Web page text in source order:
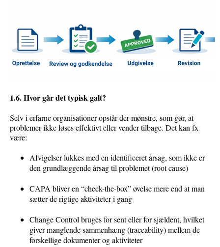
1.6. Hvor går det typisk galt?
Selv i erfarne organisationer opstår der mønstre, som gør, at
problemer ikke løses effektivt eller vender tilbage. Det kan fx
være:
Afvigelser lukkes med en identificeret årsag, som ikke er
den grundlæggende årsag til problemet (root cause)
CAPA bliver en “check-the-box” øvelse mere end at man
sætter de rigtige aktiviteter i gang
Change Control bruges for sent eller for sjældent, hvilket
giver manglende sammenhæng (traceability) mellem de
forskellige dokumenter og aktiviteter